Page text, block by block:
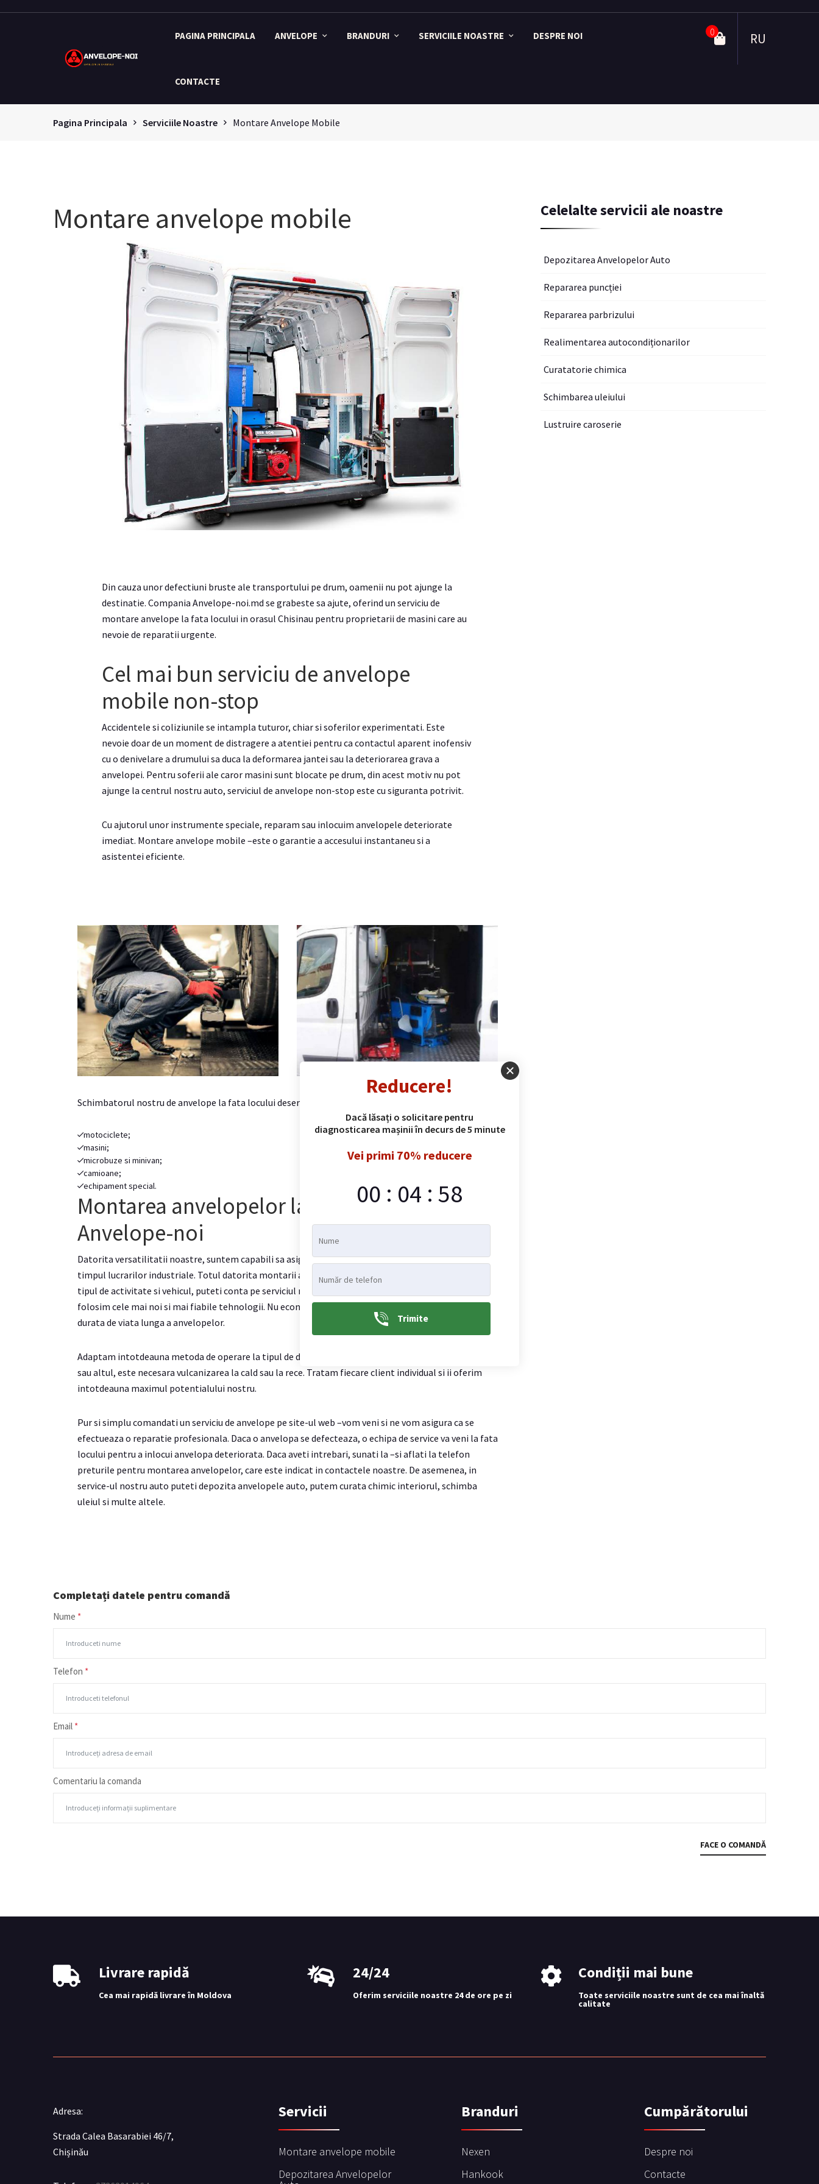
PAGINA PRINCIPALA ANVELOPE BRANDURI SERVICIILE NOASTRE DESPRE NOI
CONTACTE
0 RU
Pagina Principala Serviciile Noastre Montare Anvelope Mobile
Montare anvelope mobile
Din cauza unor defectiuni bruste ale transportului pe drum, oamenii nu pot ajunge la
destinatie. Compania Anvelope-noi.md se grabeste sa ajute, oferind un serviciu de
montare anvelope la fata locului in orasul Chisinau pentru proprietarii de masini care au
nevoie de reparatii urgente.
Cel mai bun serviciu de anvelope
mobile non-stop
Accidentele si coliziunile se intampla tuturor, chiar si soferilor experimentati. Este
nevoie doar de un moment de distragere a atentiei pentru ca contactul aparent inofensiv
cu o denivelare a drumului sa duca la deformarea jantei sau la deteriorarea grava a
anvelopei. Pentru soferii ale caror masini sunt blocate pe drum, din acest motiv nu pot
ajunge la centrul nostru auto, serviciul de anvelope non-stop este cu siguranta potrivit.
Cu ajutorul unor instrumente speciale, reparam sau inlocuim anvelopele deteriorate
imediat. Montare anvelope mobile –este o garantie a accesului instantaneu si a
asistentei eficiente.
Schimbatorul nostru de anvelope la fata locului deserveste urmatoarele vehicule:
motociclete;
masini;
microbuze si minivan;
camioane;
echipament special.
Montarea anvelopelor la Chisinau din
Anvelope-noi
Datorita versatilitatii noastre, suntem capabili sa asiguram siguranta nu numai pe drum, ci si in
timpul lucrarilor industriale. Totul datorita montarii anvelopelor pe roti in Chisinau. Indiferent de
tipul de activitate si vehicul, puteti conta pe serviciul nostru! In montarea anvelopelor 24 de ore pe zi,
folosim cele mai noi si mai fiabile tehnologii. Nu economisim la reparatii, garantam eficienta si
durata de viata lunga a anvelopelor.
Adaptam intotdeauna metoda de operare la tipul de defectiune. La urma urmei, in functie de un caz
sau altul, este necesara vulcanizarea la cald sau la rece. Tratam fiecare client individual si ii oferim
intotdeauna maximul potentialului nostru.
Pur si simplu comandati un serviciu de anvelope pe site-ul web –vom veni si ne vom asigura ca se
efectueaza o reparatie profesionala. Daca o anvelopa se defecteaza, o echipa de service va veni la fata
locului pentru a inlocui anvelopa deteriorata. Daca aveti intrebari, sunati la –si aflati la telefon
preturile pentru montarea anvelopelor, care este indicat in contactele noastre. De asemenea, in
service-ul nostru auto puteti depozita anvelopele auto, putem curata chimic interiorul, schimba
uleiul si multe altele.
Celelalte servicii ale noastre
Depozitarea Anvelopelor Auto
Repararea puncției
Repararea parbrizului
Realimentarea autocondiționarilor
Curatatorie chimica
Schimbarea uleiului
Lustruire caroserie
Completați datele pentru comandă
Nume *
Telefon *
Email *
Comentariu la comanda
FACE O COMANDĂ
Livrare rapidă
Cea mai rapidă livrare în Moldova
24/24
Oferim serviciile noastre 24 de ore pe zi
Condiții mai bune
Toate serviciile noastre sunt de cea mai înaltă
calitate
Adresa:
Strada Calea Basarabiei 46/7,
Chișinău
Servicii
Montare anvelope mobile
Depozitarea Anvelopelor
Branduri
Nexen
Hankook
Сumpărătorului
Despre noi
Contacte
Reducere!
Dacă lăsați o solicitare pentru
diagnosticarea mașinii în decurs de 5 minute
Vei primi 70% reducere
00 : 04 : 57
Trimite